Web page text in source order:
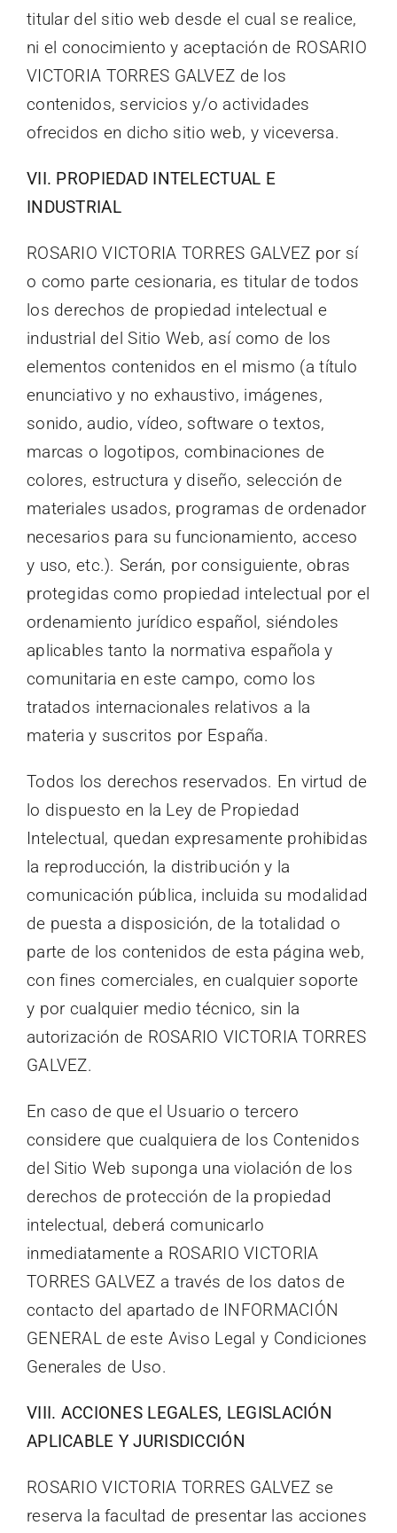
titular del sitio web desde el cual se realice,
ni el conocimiento y aceptación de ROSARIO
VICTORIA TORRES GALVEZ de los
contenidos, servicios y/o actividades
ofrecidos en dicho sitio web, y viceversa.
VII. PROPIEDAD INTELECTUAL E
INDUSTRIAL
ROSARIO VICTORIA TORRES GALVEZ por sí
o como parte cesionaria, es titular de todos
los derechos de propiedad intelectual e
industrial del Sitio Web, así como de los
elementos contenidos en el mismo (a título
enunciativo y no exhaustivo, imágenes,
sonido, audio, vídeo, software o textos,
marcas o logotipos, combinaciones de
colores, estructura y diseño, selección de
materiales usados, programas de ordenador
necesarios para su funcionamiento, acceso
y uso, etc.). Serán, por consiguiente, obras
protegidas como propiedad intelectual por el
ordenamiento jurídico español, siéndoles
aplicables tanto la normativa española y
comunitaria en este campo, como los
tratados internacionales relativos a la
materia y suscritos por España.
Todos los derechos reservados. En virtud de
lo dispuesto en la Ley de Propiedad
Intelectual, quedan expresamente prohibidas
la reproducción, la distribución y la
comunicación pública, incluida su modalidad
de puesta a disposición, de la totalidad o
parte de los contenidos de esta página web,
con fines comerciales, en cualquier soporte
y por cualquier medio técnico, sin la
autorización de ROSARIO VICTORIA TORRES
GALVEZ.
En caso de que el Usuario o tercero
considere que cualquiera de los Contenidos
del Sitio Web suponga una violación de los
derechos de protección de la propiedad
intelectual, deberá comunicarlo
inmediatamente a ROSARIO VICTORIA
TORRES GALVEZ a través de los datos de
contacto del apartado de INFORMACIÓN
GENERAL de este Aviso Legal y Condiciones
Generales de Uso.
VIII. ACCIONES LEGALES, LEGISLACIÓN
APLICABLE Y JURISDICCIÓN
ROSARIO VICTORIA TORRES GALVEZ se
reserva la facultad de presentar las acciones